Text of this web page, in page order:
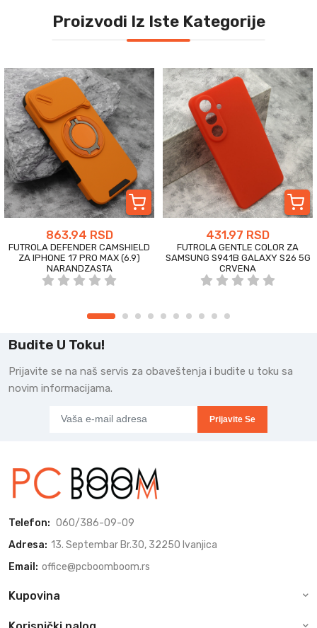
Proizvodi Iz Iste Kategorije
863.94 RSD
FUTROLA DEFENDER CAMSHIELD
ZA IPHONE 17 PRO MAX (6.9)
NARANDZASTA
431.97 RSD
FUTROLA GENTLE COLOR ZA
SAMSUNG S941B GALAXY S26 5G
CRVENA
Budite U Toku!
Prijavite se na naš servis za obaveštenja i budite u toku sa
novim informacijama.
Prijavite Se
Telefon: 060/386-09-09
Adresa: 13. Septembar Br.30, 32250 Ivanjica
Email: office@pcboomboom.rs
Kupovina